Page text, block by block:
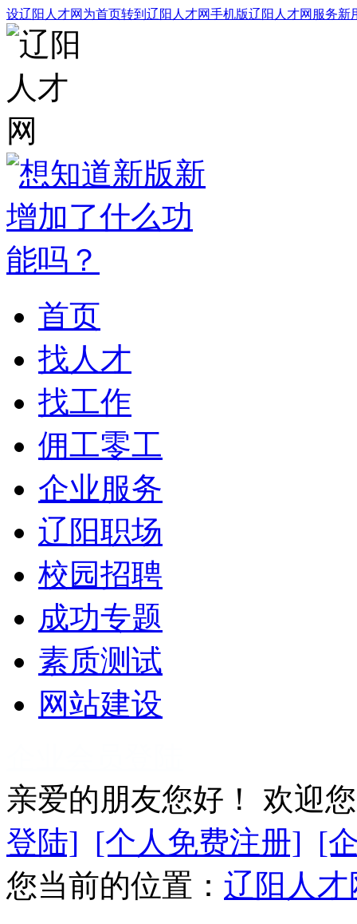
设辽阳人才网为首页转到辽阳人才网手机版辽阳人才网服务新
首页
找人才
找工作
佣工零工
企业服务
辽阳职场
校园招聘
成功专题
素质测试
网站建设
亲爱的朋友您好！ 欢迎
登陆] [个人免费注册] [
您当前的位置： 辽阳人才